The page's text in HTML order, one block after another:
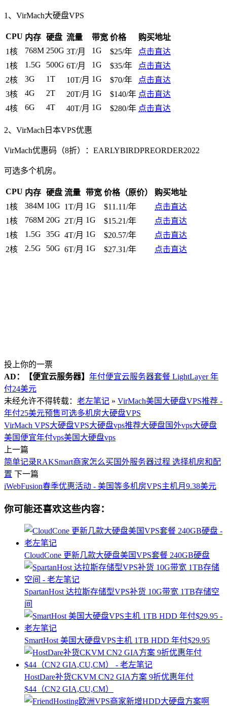
1、VirMach大硬盘VPS
CPU 内存 硬盘 流量 带宽 价格
购买地址
1核
768M 250G 3T/月 1G $25/年
点击直达
1核
1.5G 500G 6T/月 1G $35/年
点击直达
2核
3G 1T 10T/月 1G $70/年
点击直达
3核
4G 2T 20T/月 1G $140/年 点击直达
4核
6G 4T 40T/月 1G $280/年 点击直达
2、VirMach日本VPS优惠
VirMach优惠码（8折）： EARLYBIRDPREORDER2022
可选多个机房。
CPU 内存 硬盘 流量 带宽 价格（原价）
购买地址
1核
384M 10G 1T/月 1G $11.11/年
点击直达
1核
768M 20G 2T/月 1G $15.21/年
点击直达
1核
1.5G 35G 4T/月 1G $20.57/年
点击直达
2核
2.5G 50G 6T/月 1G $27.31/年 点击直达
投上你的一票
AD：
【便宜云服务器】 年付便宜云服务器套餐 LightLayer 年
付24美元
未经允许不得转载： 老左笔记 » VirMach美国大硬盘VPS推荐 -
年付25美元预售可选多机房大硬盘VPS
VirMach VPS大硬盘VPS大硬盘vps推荐大硬盘国外vps大硬盘
美国便宜年付vps美国大硬盘vps
上一篇
简单记录RAKSmart商家怎么买国外服务器过程 选择机房和配
置 下一篇
iWebFusion春季优惠活动 - 美国等多机房VPS主机月9.38美元
你可能还喜欢这些内容：
CloudCone 更新几款大硬盘美国VPS套餐 240GB硬盘
SpartanHost 达拉斯存储型VPS补货 10G带宽 1TB存储空
间
SmartHost 美国大硬盘VPS主机 1TB HDD 年付$29.95
HostDare补货CKVM CN2 GIA方案 9折优惠年付
$44（CN2 GIA,CU,CM）